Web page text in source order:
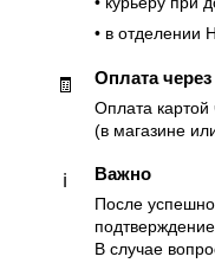
• в отделении
🧾 Оплата
Оплата картой
(в магазине
ℹ️ Важно
После
подтверждение
В случае